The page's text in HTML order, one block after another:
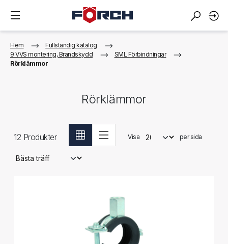
Hem
Fullständig katalog
9 VVS montering, Brandskydd
SML Förbindningar
Rörklämmor
Rörklämmor
12 Produkter Visa per sida